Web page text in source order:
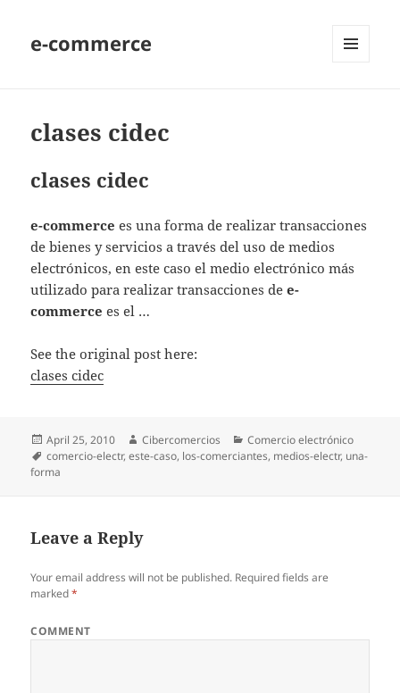
e-commerce
clases cidec
clases cidec
e-commerce es una forma de realizar transacciones
de bienes y servicios a través del uso de medios
electrónicos, en este caso el medio electrónico más
utilizado para realizar transacciones dee-
commerce es el …
See the original post here:
clases cidec
Posted
on
April 25, 2010 Author
Cibercomercios Categories
Comercio electrónico
Tags
comercio-electr,este-caso, los-comerciantes, medios-electr, una-
forma
Leave a Reply
Your email address will not be published. Required fields are
marked*
COMMENT